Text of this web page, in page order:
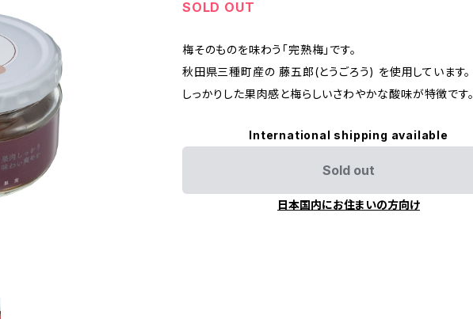
SOLD OUT
梅そのものを味わう「完熟梅」です。
秋田県三種町産の 藤五郎(とうごろう) を使用しています。
しっかりした果肉感と梅らしいさわやかな酸味が特徴です。
International shipping available
Sold out
日本国内にお住まいの方向け